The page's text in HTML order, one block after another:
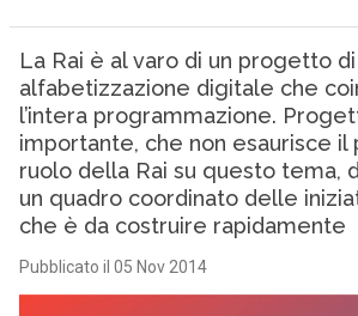
La Rai è al varo di un progetto di
alfabetizzazione digitale che
l’intera programmazione.
importante, che non esaurisce il
ruolo della Rai su questo tema,
un quadro coordinato delle
che è da costruire rapidamente
Pubblicato il 05 Nov 2014